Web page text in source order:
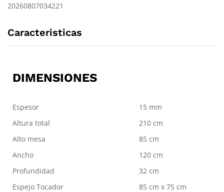
20260807034221
Caracteristicas
DIMENSIONES
Espesor
15 mm
Altura total
210 cm
Alto mesa
85 cm
Ancho
120 cm
Profundidad
32 cm
Espejo Tocador
85 cm x 75 cm